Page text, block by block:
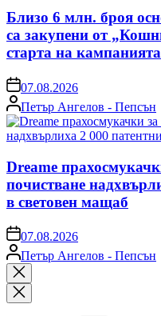
Близо 6 млн. броя
са закупени от
старта на кампанията
on07.08.2026
Posted
by
Петър Ангелов - Пепсън
Dreame
почистване
в световен мащаб
on07.08.2026
Posted
by
Петър Ангелов - Пепсън
Close
search